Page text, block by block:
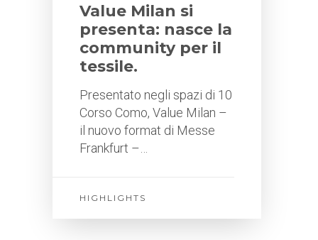
Value Milan si
presenta: nasce la
community per il
tessile.
Presentato negli spazi di 10
Corso Como, Value Milan –
il nuovo format di Messe
Frankfurt –…
HIGHLIGHTS